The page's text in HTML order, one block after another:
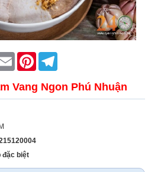
Email Pinterest
Vang Ngon Phú Nhuận
đặc biệt